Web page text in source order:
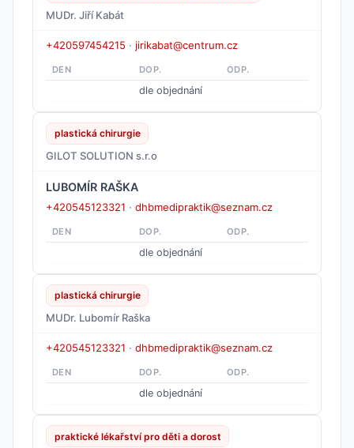
MUDr. Jiří Kabát
+420597454215 · jirikabat@centrum.cz
DEN DOP. ODP.
dle objednání
plastická chirurgie
GILOT SOLUTION s.r.o
LUBOMÍR RAŠKA
+420545123321 · dhbmedipraktik@seznam.cz
DEN DOP. ODP.
dle objednání
plastická chirurgie
MUDr. Lubomír Raška
+420545123321 · dhbmedipraktik@seznam.cz
DEN DOP. ODP.
dle objednání
praktické lékařství pro děti a dorost